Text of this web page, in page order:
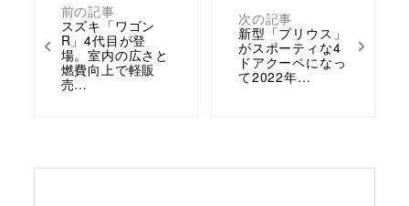
前の記事
スズキ「ワゴン
R」4代目が登
場。室内の広さと
燃費向上で軽販
売…
次の記事
新型「プリウス」
がスポーティな4
ドアクーペになっ
て2022年…